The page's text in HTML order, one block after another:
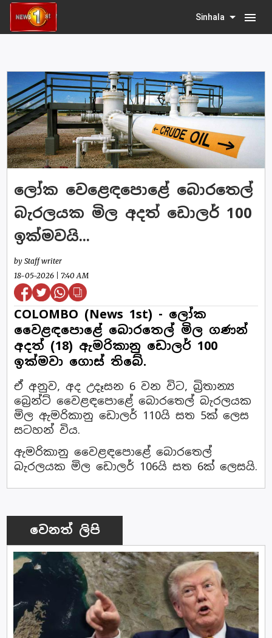
Sinhala menu
ලෝක වෙළෙඳපොළේ බොරතෙල්
බැරලයක මිල අදත් ඩොලර් 100
ඉක්මවයි...
by Staff writer
18-05-2026 | 7:40 AM
COLOMBO (News 1st) - ලෝක
වෙ‍ෙළඳපොළේ බොරතෙල් මිල ගණන්
අදත් (18) ඇමරිකානු ඩොලර් 100
ඉක්මවා ගොස් තිබේ.
ඒ අනුව, අද උදෑසන 6 වන විට, බ්‍රිතාන්‍ය
බ්‍රෙන්ට් වෙ‍ෙළඳපොළේ බොරතෙල් බැරලයක
මිල ඇමරිකානු ඩොලර් 110යි සත 5ක් ලෙස
සටහන් විය.
ඇමරිකානු වෙ‍ෙළඳපොළේ බොරතෙල්
බැරලයක මිල ඩොලර් 106යි සත 6ක් ලෙසයි.
වෙනත් ලිපි